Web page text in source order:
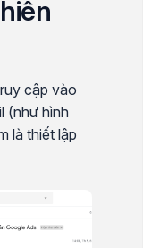
cập vào
(như hình
là thiết lập